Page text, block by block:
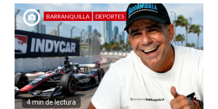
BARRANQUILLA DEPORTES
4 min de lectura